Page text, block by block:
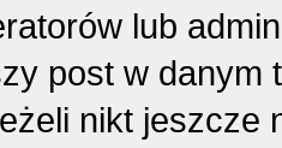
lub
post w
nikt jeszcze